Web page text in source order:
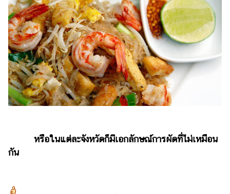
หรือในแต่ละจังหวัดก็มีเอกลักษณ์การผัดที่ไม่เหมือน
กัน